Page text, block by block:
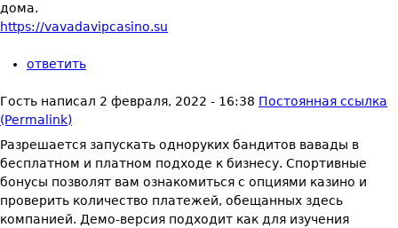
дома.
https://vavadavipcasino.su
ответить
Гость написал 2 февраля, 2022 - 16:38 Постоянная ссылка
(Permalink)
Разрешается запускать одноруких бандитов вавады в
бесплатном и платном подходе к бизнесу. Спортивные
бонусы позволят вам ознакомиться с опциями казино и
проверить количество платежей, обещанных здесь
компанией. Демо-версия подходит как для изучения